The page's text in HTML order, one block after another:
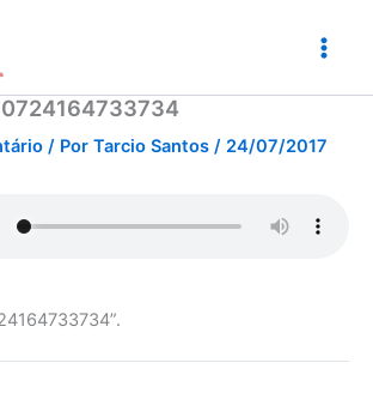
/ Por Tarcio Santos / 24/07/2017